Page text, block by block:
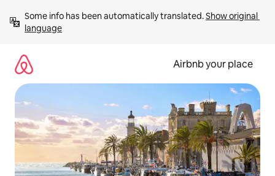
content
Some info has been automatically translated. Show original
language
Airbnb your place